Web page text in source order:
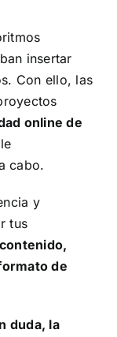
insertar
Con ello, las
online de
cabo.
y
tus
de
duda, la